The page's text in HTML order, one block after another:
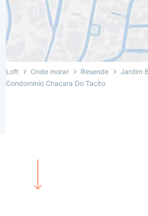
Loft Onde morar Resende Jardim
Condomínio Chacara Do Tacito